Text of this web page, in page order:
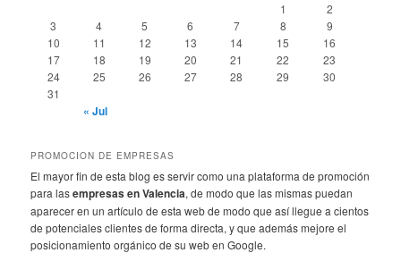
1
2
3
4 5 6 7 8
9
10
11 12 13 14 15
16
17
18 19 20 21 22
23
24
25 26 27 28 29
30
31
« Jul
PROMOCION DE EMPRESAS
El mayor fin de esta blog es servir como una plataforma de promoción
para lasempresas en Valencia, de modo que las mismas puedan
aparecer en un artículo de esta web de modo que así llegue a cientos
de potenciales clientes de forma directa, y que además mejore el
posicionamiento orgánico de su web en Google.